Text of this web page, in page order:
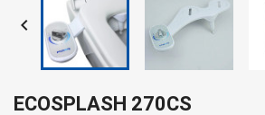

ECOSPLASH 270CS